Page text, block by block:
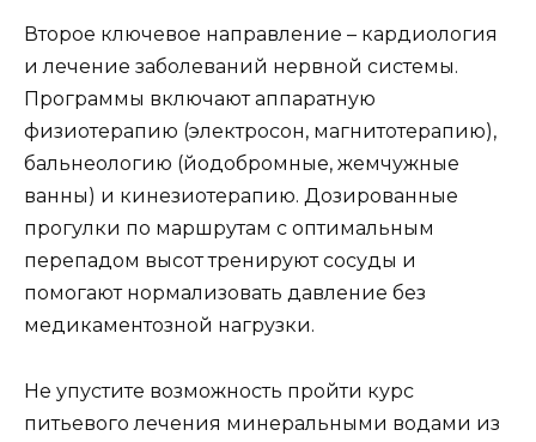
Второе ключевое направление – кардиология
и лечение заболеваний нервной системы.
Программы включают аппаратную
физиотерапию (электросон, магнитотерапию),
бальнеологию (йодобромные, жемчужные
ванны) и кинезиотерапию. Дозированные
прогулки по маршрутам с оптимальным
перепадом высот тренируют сосуды и
помогают нормализовать давление без
медикаментозной нагрузки.
Не упустите возможность пройти курс
питьевого лечения минеральными водами из